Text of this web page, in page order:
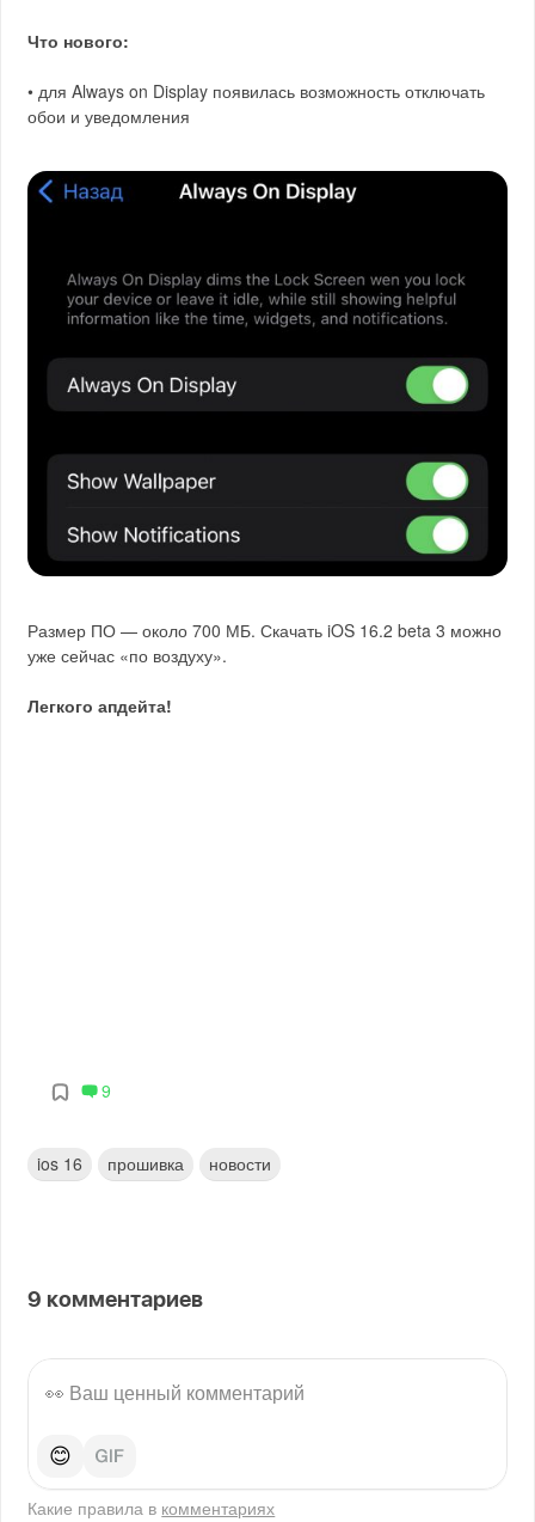
Что нового:
• для Always on Display появилась возможность отключать
обои и уведомления
Размер ПО — около 700 МБ. Скачать iOS 16.2 beta 3 можно
уже сейчас «по воздуху».
Легкого апдейта!
9
ios 16 прошивка новости
9 комментариев
😊
Какие правила в комментариях